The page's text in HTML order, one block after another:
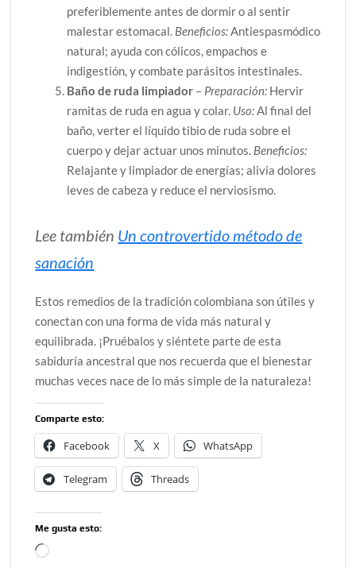
preferiblemente antes de dormir o al sentir
malestar estomacal. Beneficios:Antiespasmódico
natural; ayuda con cólicos, empachos e
indigestión, y combate parásitos intestinales.
Baño de ruda limpiador – Preparación: Hervir
ramitas de ruda en agua y colar. Uso:Al final del
baño, verter el líquido tibio de ruda sobre el
cuerpo y dejar actuar unos minutos. Beneficios:
Relajante y limpiador de energías; alivia dolores
leves de cabeza y reduce el nerviosismo.
Lee también Un controvertido método de
sanación
Estos remedios de la tradición colombiana son útiles y
conectan con una forma de vida más natural y
equilibrada. ¡Pruébalos y siéntete parte de esta
sabiduría ancestral que nos recuerda que el bienestar
muchas veces nace de lo más simple de la naturaleza!
Comparte esto:
Facebook X WhatsApp
Telegram Threads
Me gusta esto:
Cargando...